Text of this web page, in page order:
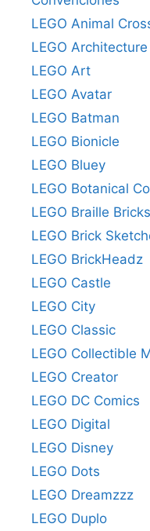
LEGO Animal
LEGO Architecture
LEGO Art
LEGO Avatar
LEGO Batman
LEGO Bionicle
LEGO Bluey
LEGO Botanical
LEGO Braille Bricks
LEGO Brick
LEGO BrickHeadz
LEGO Castle
LEGO City
LEGO Classic
LEGO Collectible
LEGO Creator
LEGO DC Comics
LEGO Digital
LEGO Disney
LEGO Dots
LEGO Dreamzzz
LEGO Duplo